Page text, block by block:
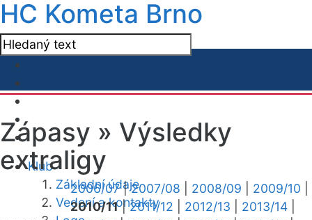
HC Kometa Brno
Klub
Základní údaje
Vedení a kontakty
Zápasy » Výsledky
extraligy
2006/07|2007/08 2008/09 2009/10
2010/11|2011/12 2012/13 2013/14